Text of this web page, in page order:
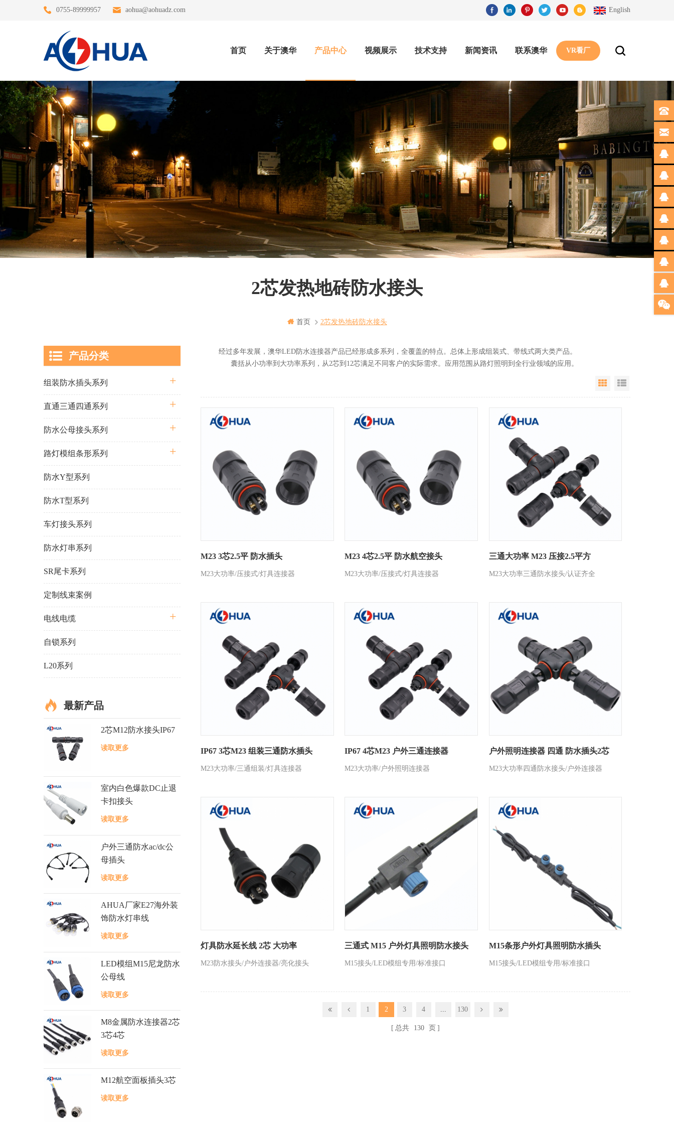
0755-89999957 aohua@aohuadz.com English
VR看厂
首页 关于澳华 产品中心 视频展示 技术支持 新闻资讯 联系澳华
2芯发热地砖防水接头
首页 2芯发热地砖防水接头
经过多年发展，澳华LED防水连接器产品已经形成多系列，全覆盖的特点。总体上形成组装式、带线式两大类产品。
囊括从小功率到大功率系列，从2芯到12芯满足不同客户的实际需求。应用范围从路灯照明到全行业领域的应用。
Grid View
M23 3芯2.5平 防水插头
M23大功率/压接式/灯具连接器
M23 4芯2.5平 防水航空接头
M23大功率/压接式/灯具连接器
三通大功率 M23 压接2.5平方
M23大功率三通防水接头/认证齐全
IP67 3芯M23 组装三通防水插头
M23大功率/三通组装/灯具连接器
IP67 4芯M23 户外三通连接器
M23大功率/户外照明连接器
户外照明连接器 四通 防水插头2芯
M23大功率四通防水接头/户外连接器
灯具防水延长线 2芯 大功率
M23防水接头/户外连接器/亮化接头
三通式 M15 户外灯具照明防水接头
M15接头/LED模组专用/标准接口
M15条形户外灯具照明防水插头
M15接头/LED模组专用/标准接口
1 2 3 4 130
总共 130 页
产品分类
组装防水插头系列
直通三通四通系列
防水公母接头系列
路灯模组条形系列
防水Y型系列
防水T型系列
车灯接头系列
防水灯串系列
SR尾卡系列
定制线束案例
电线电缆
自锁系列
L20系列
最新产品
2芯M12防水接头IP67
读取更多
室内白色爆款DC止退
卡扣接头
读取更多
户外三通防水ac/dc公
母插头
读取更多
AHUA厂家E27海外装
饰防水灯串线
读取更多
LED模组M15尼龙防水
公母线
读取更多
M8金属防水连接器2芯
3芯4芯
读取更多
M12航空面板插头3芯
读取更多